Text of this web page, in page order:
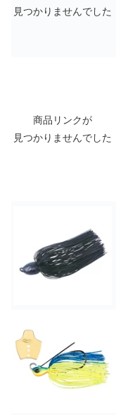
見つかりませんでした
商品リンクが
見つかりませんでした